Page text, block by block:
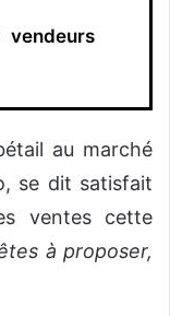
au marché
se dit satisfait
ventes cette
à proposer,